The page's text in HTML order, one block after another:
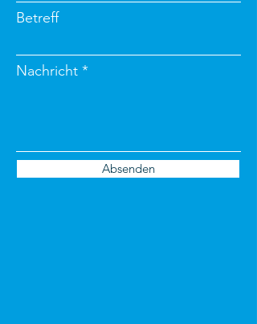
Betreff
Nachricht
Absenden